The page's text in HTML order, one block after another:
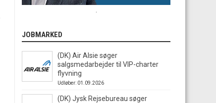
JOBMARKED
(DK) Air Alsie søger
salgsmedarbejder til VIP-charter
flyvning
Udløber: 01.09.2026
(DK) Jysk Rejsebureau søger